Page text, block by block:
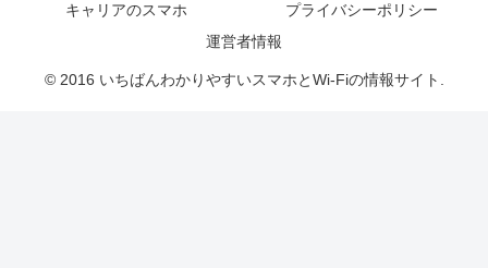
キャリアのスマホ
プライバシーポリシー
運営者情報
© 2016 いちばんわかりやすいスマホとWi-Fiの情報サイト.